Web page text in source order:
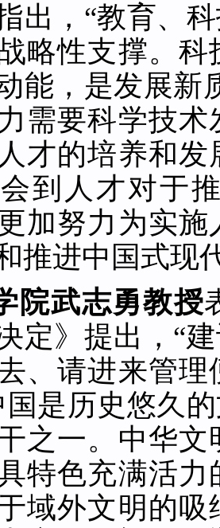
出，“教育、
略性支撑。
能，是发展新
需要科学技
才的培养和
到人才对于
加努力为实
推进中国式现
院武志勇教授
定》提出，“
、请进来管
国是历史悠久
之一。中华
特色充满活
域外文明的